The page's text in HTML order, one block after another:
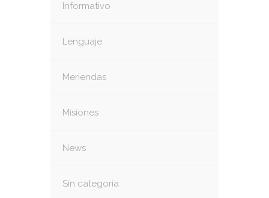
Informativo
Lenguaje
Meriendas
Misiones
News
Sin categoría